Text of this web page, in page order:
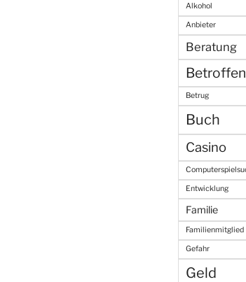
Alkohol
Anbieter
Beratung
Betrug
Buch
Casino
Entwicklung
Familie
Familienmitglied
Gefahr
Geld